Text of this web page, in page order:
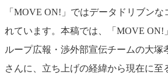
「MOVE ON!」ではデータドリブンな
れています。本稿では、「MOVE ON!
ループ広報・渉外部宣伝チームの大塚
さんに、立ち上げの経緯から現在に至